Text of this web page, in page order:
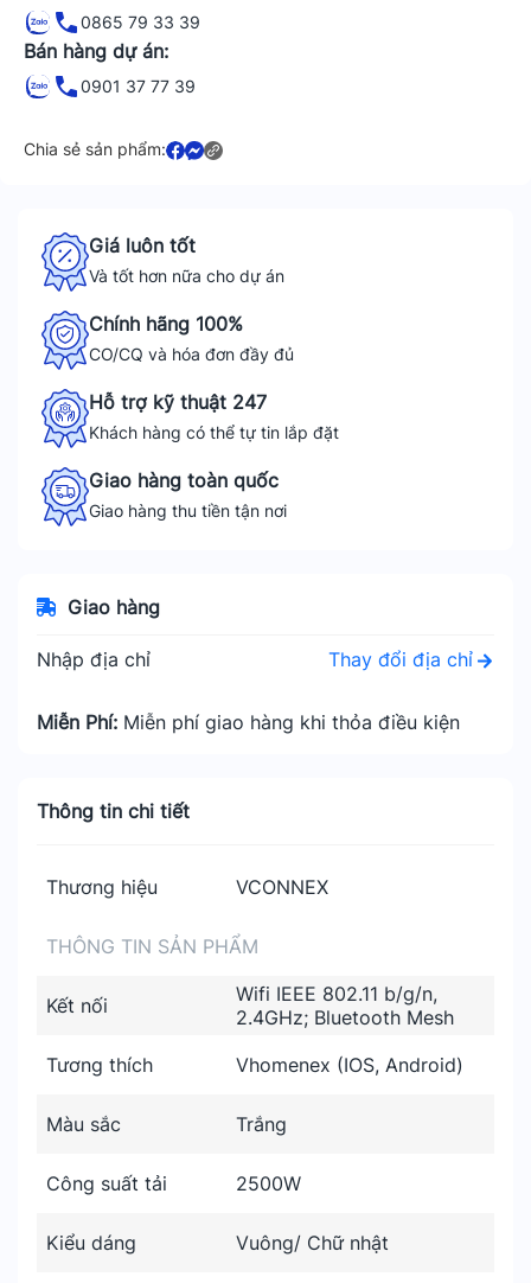
0865 79 33 39
Bán hàng dự án:
0901 37 77 39
Chia sẻ sản phẩm:
Giá luôn tốt
Và tốt hơn nữa cho dự án
Chính hãng 100%
CO/CQ và hóa đơn đầy đủ
Hỗ trợ kỹ thuật 247
Khách hàng có thể tự tin lắp đặt
Giao hàng toàn quốc
Giao hàng thu tiền tận nơi
Giao hàng
Nhập địa chỉ Thay đổi địa chỉ
Miễn Phí: Miễn phí giao hàng khi thỏa điều kiện
Thông tin chi tiết
Thương hiệu VCONNEX
THÔNG TIN SẢN PHẨM
Kết nối
Wifi IEEE 802.11 b/g/n,
2.4GHz; Bluetooth Mesh
Tương thích
Vhomenex (IOS, Android)
Màu sắc Trắng
Công suất tải 2500W
Kiểu dáng Vuông/ Chữ nhật